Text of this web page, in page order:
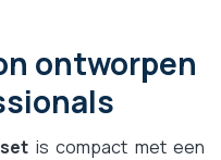
ontworpen
is compact met een